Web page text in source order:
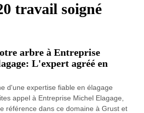
travail soigné
arbre à Entreprise
L'expert agréé en
d'une expertise fiable en élagage
appel à Entreprise Michel Elagage,
référence dans ce domaine à Grust et